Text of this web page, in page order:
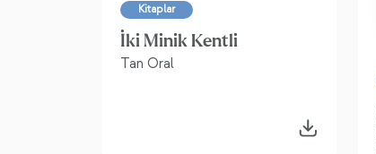
Kitaplar
İki Minik Kentli
Tan Oral